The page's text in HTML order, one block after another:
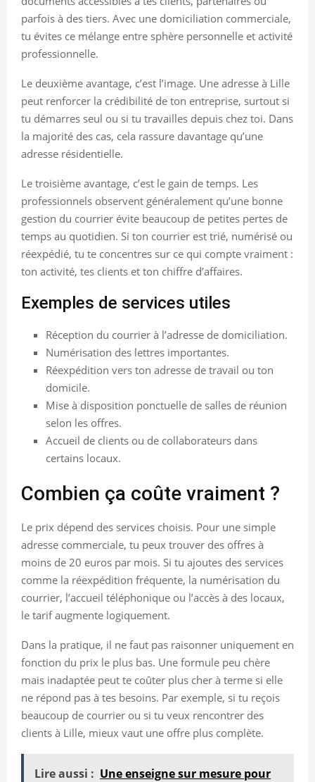
parfois à des tiers. Avec une domiciliation commerciale,
tu évites ce mélange entre sphère personnelle et activité
professionnelle.
Le deuxième avantage, c’est l’image. Une adresse à Lille
peut renforcer la crédibilité de ton entreprise, surtout si
tu démarres seul ou si tu travailles depuis chez toi. Dans
la majorité des cas, cela rassure davantage qu’une
adresse résidentielle.
Le troisième avantage, c’est le gain de temps. Les
professionnels observent généralement qu’une bonne
gestion du courrier évite beaucoup de petites pertes de
temps au quotidien. Si ton courrier est trié, numérisé ou
réexpédié, tu te concentres sur ce qui compte vraiment :
ton activité, tes clients et ton chiffre d’affaires.
Exemples de services utiles
Réception du courrier à l’adresse de domiciliation.
Numérisation des lettres importantes.
Réexpédition vers ton adresse de travail ou ton
domicile.
Mise à disposition ponctuelle de salles de réunion
selon les offres.
Accueil de clients ou de collaborateurs dans
certains locaux.
Combien ça coûte vraiment ?
Le prix dépend des services choisis. Pour une simple
adresse commerciale, tu peux trouver des offres à
moins de 20 euros par mois. Si tu ajoutes des services
comme la réexpédition fréquente, la numérisation du
courrier, l’accueil téléphonique ou l’accès à des locaux,
le tarif augmente logiquement.
Dans la pratique, il ne faut pas raisonner uniquement en
fonction du prix le plus bas. Une formule peu chère
mais inadaptée peut te coûter plus cher à terme si elle
ne répond pas à tes besoins. Par exemple, si tu reçois
beaucoup de courrier ou si tu veux rencontrer des
clients à Lille, mieux vaut une offre plus complète.
Lire aussi : Une enseigne sur mesure pour